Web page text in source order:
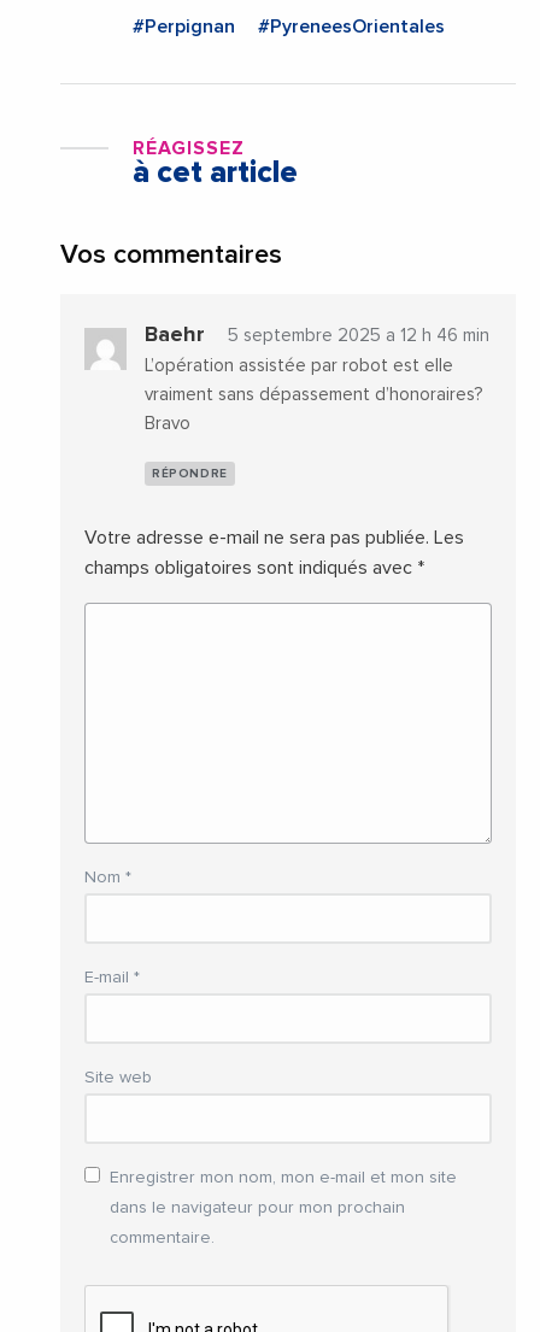
#Perpignan #PyreneesOrientales
RÉAGISSEZ
à cet article
Vos commentaires
Baehr
5 septembre 2025 a 12 h 46 min
L’opération assistée par robot est elle
vraiment sans dépassement d’honoraires?
Bravo
RÉPONDRE
Votre adresse e-mail ne sera pas publiée. Les
champs obligatoires sont indiqués avec *
Nom *
E-mail *
Site web
Enregistrer mon nom, mon e-mail et mon site
dans le navigateur pour mon prochain
commentaire.